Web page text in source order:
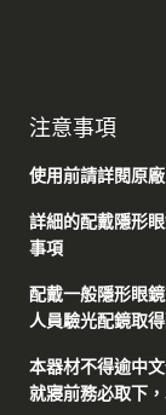
注意事項
使用前請詳閱原
詳細的配戴隱形
事項
配戴一般隱形眼
人員驗光配鏡取
本器材不得逾中
就寢前務必取下